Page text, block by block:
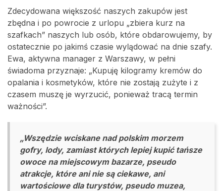
Zdecydowana większość naszych zakupów jest
zbędna i po powrocie z urlopu „zbiera kurz na
szafkach” naszych lub osób, które obdarowujemy, by
ostatecznie po jakimś czasie wylądować na dnie szafy.
Ewa, aktywna manager z Warszawy, w pełni
świadoma przyznaje: „Kupuję kilogramy kremów do
opalania i kosmetyków, które nie zostają zużyte i z
czasem muszę je wyrzucić, ponieważ tracą termin
ważności”.
„Wszędzie wciskane nad polskim morzem
gofry, lody, zamiast których lepiej kupić tańsze
owoce na miejscowym bazarze, pseudo
atrakcje, które ani nie są ciekawe, ani
wartościowe dla turystów, pseudo muzea,